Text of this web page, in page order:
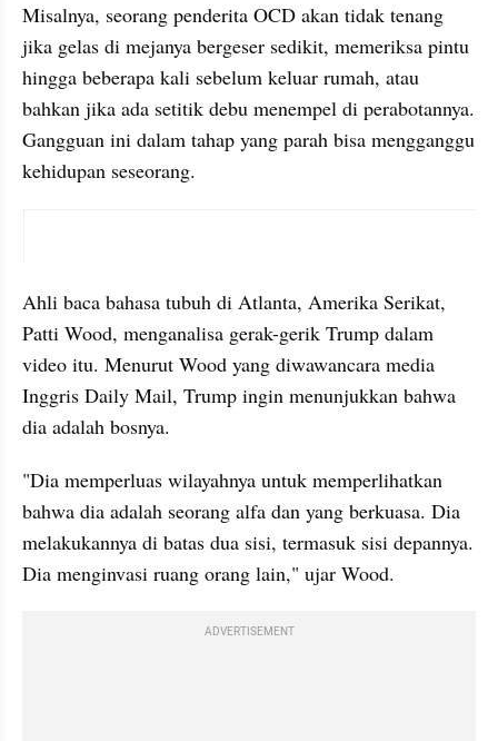
Misalnya, seorang penderita OCD akan tidak tenang
jika gelas di mejanya bergeser sedikit, memeriksa pintu
hingga beberapa kali sebelum keluar rumah, atau
bahkan jika ada setitik debu menempel di perabotannya.
Gangguan ini dalam tahap yang parah bisa mengganggu
kehidupan seseorang.
Ahli baca bahasa tubuh di Atlanta, Amerika Serikat,
Patti Wood, menganalisa gerak-gerik Trump dalam
video itu. Menurut Wood yang diwawancara media
Inggris Daily Mail, Trump ingin menunjukkan bahwa
dia adalah bosnya.
"Dia memperluas wilayahnya untuk memperlihatkan
bahwa dia adalah seorang alfa dan yang berkuasa. Dia
melakukannya di batas dua sisi, termasuk sisi depannya.
Dia menginvasi ruang orang lain," ujar Wood.
ADVERTISEMENT